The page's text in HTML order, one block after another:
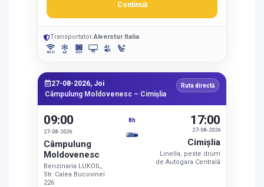
Continuă
Transportator:Alverstur Italia
27-08-2026, Joi
Câmpulung Moldovenesc – Cimişlia
Ruta directă
09:00
27-08-2026
Câmpulung
Moldovenesc
Benzinaria LUKOIL,
Str. Calea Bucovinei
226
8h
27-08-2026
17:00
Cimişlia
Linella, peste drum
de Autogara Centrală